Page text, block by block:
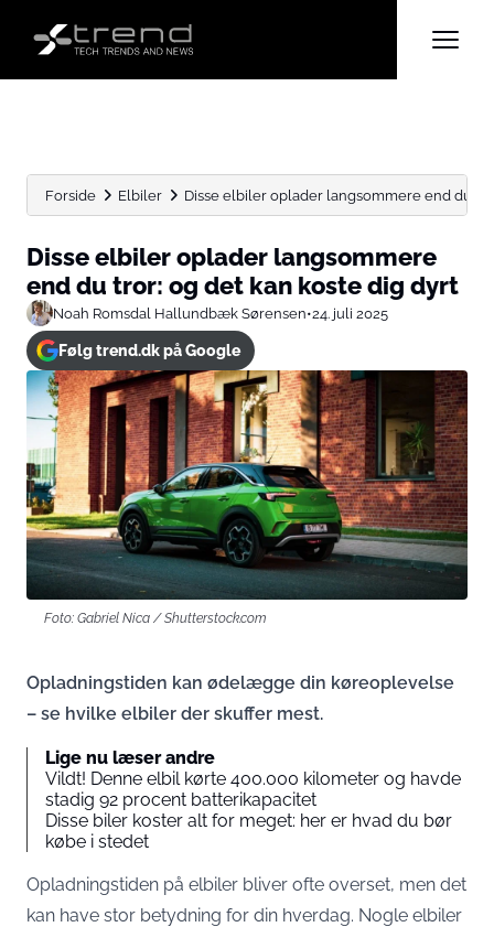
Forside Elbiler Disse elbiler oplader langsommere end du
Disse elbiler oplader langsommere
end du tror: og det kan koste dig dyrt
Noah Romsdal Hallundbæk Sørensen•24. juli 2025
Følg trend.dk på Google
Foto: Gabriel Nica / Shutterstock.com
Opladningstiden kan ødelægge din køreoplevelse
– se hvilke elbiler der skuffer mest.
Lige nu læser andre
Vildt! Denne elbil kørte 400.000 kilometer og havde
stadig 92 procent batterikapacitet
Disse biler koster alt for meget: her er hvad du bør
købe i stedet
Opladningstiden på elbiler bliver ofte overset, men det
kan have stor betydning for din hverdag. Nogle elbiler